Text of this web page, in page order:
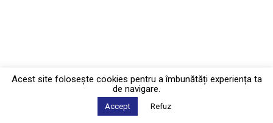
Acest site foloseşte cookies pentru a îmbunătăți experiența ta
de navigare.
Accept Refuz